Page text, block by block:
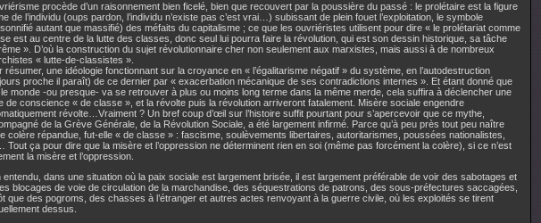
procède d’un raisonnement bien ficelé, bien que recouvert par la poussière du passé : le prolétaire est la figure
de l’individu (oups pardon, l’individu n’existe pas c’est vrai…) subissant de plein fouet l’exploitation, le symbole
autant que massifié) des méfaits du capitalisme ; ce que les ouvriéristes utilisent pour dire « le prolétariat comme
est au centre de la lutte des classes, donc seul lui pourra faire la révolution, qui est son dessin historique, sa tâche
». D’où la construction du sujet révolutionnaire cher non seulement aux marxistes, mais aussi à de nombreux
« lutte-de-classistes ».
résumer, une idéologie fonctionnant sur la croyance en « l’égalitarisme négatif » du système, en l’autodestruction
proche il paraît) de ce dernier par « exacerbation mécanique de ses contradictions internes ». Et étant donné que
monde -ou presque- va se retrouver à plus ou moins long terme dans la même merde, cela suffira à déclencher une
de conscience « de classe », et la révolte puis la révolution arriveront fatalement. Misère sociale engendre
révolte…Vraiment ? Un bref coup d’œil sur l’histoire suffit pourtant pour s’apercevoir que ce mythe,
de la Grève Générale, de la Révolution Sociale, a été largement infirmé. Parce qu’à peu près tout peu naître
colère répandue, fut-elle « de classe » : fascisme, soulèvements libertaires, autoritarismes, poussées nationalistes,
Tout ça pour dire que la misère et l’oppression ne déterminent rien en soi (même pas forcément la colère), si ce n’est
la misère et l’oppression.
entendu, dans une situation où la paix sociale est largement brisée, il est largement préférable de voir des sabotages et
blocages de voie de circulation de la marchandise, des séquestrations de patrons, des sous-préfectures saccagées,
que des pogroms, des chasses à l’étranger et autres actes renvoyant à la guerre civile, où les exploités se tirent
dessus.